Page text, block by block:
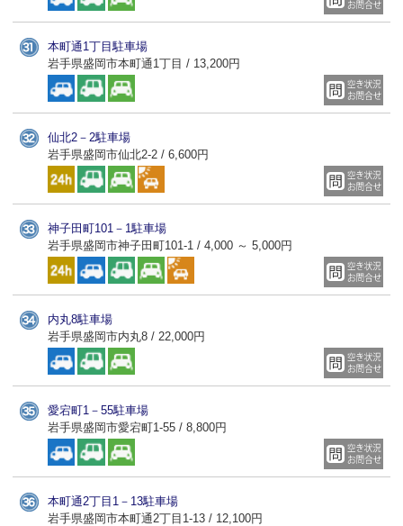
本町通1丁目駐車場
岩手県盛岡市本町通1丁目 / 13,200円
仙北2－2駐車場
岩手県盛岡市仙北2-2 / 6,600円
神子田町101－1駐車場
岩手県盛岡市神子田町101-1 / 4,000 ～ 5,000円
内丸8駐車場
岩手県盛岡市内丸8 / 22,000円
愛宕町1－55駐車場
岩手県盛岡市愛宕町1-55 / 8,800円
本町通2丁目1－13駐車場
岩手県盛岡市本町通2丁目1-13 / 12,100円